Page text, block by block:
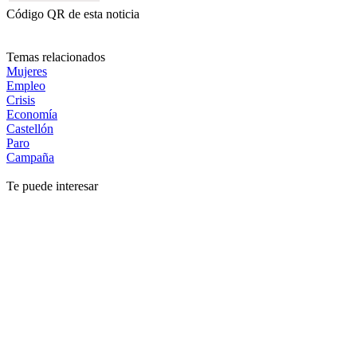
Código QR de esta noticia
Temas relacionados
Mujeres
Empleo
Crisis
Economía
Castellón
Paro
Campaña
Te puede interesar